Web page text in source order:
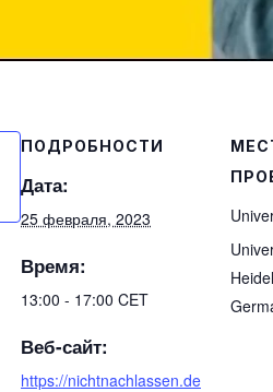
ПОДРОБНОСТИ
Дата:
25 февраля, 2023
Время:
13:00 - 17:00 CET
Веб-сайт:
https://nichtnachlassen.de